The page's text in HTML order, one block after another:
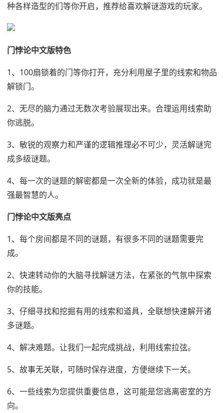
种各样造型的们等你开启，推荐给喜欢解谜游戏的玩家。
门悖论中文版特色
1、100扇锁着的门等你打开，充分利用屋子里的线索和物品
解锁门。
2、无尽的脑力通过无数次考验展现出来。合理运用线索助
你逃脱。
3、敏锐的观察力和严谨的逻辑推理必不可少，灵活解谜完
成多级谜题。
4、每一次的谜题的解密都是一次全新的体验，成功就是最
强最智慧的人。
门悖论中文版亮点
1、每个房间都是不同的谜题，有很多不同的谜题需要完
成。
2、快速转动你的大脑寻找解谜方法，在紧张的气氛中探索
你的技能。
3、仔细寻找和挖掘有用的线索和道具，全联想快速解开诸
多谜题。
4、解决难题。让我们一起完成挑战，利用线索拉弦。
5、故事无关联，可随时保存进度，方便继续下一关。
6、一些线索为您提供重要信息，这可能是您逃离密室的方
向。